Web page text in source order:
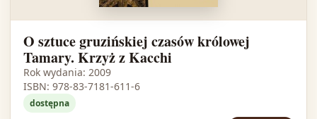
O sztuce gruzińskiej czasów królowej
Tamary. Krzyż z Kacchi
Rok wydania: 2009
ISBN: 978-83-7181-611-6
dostępna